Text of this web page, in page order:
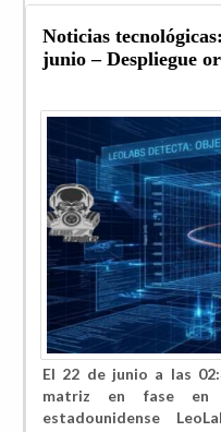
Noticias
junio – Despliegue
El 22 de junio a las
matriz en fase en
estadounidense